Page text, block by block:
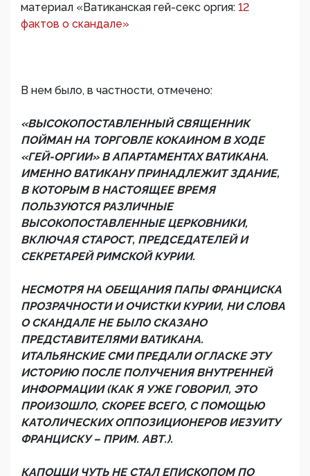
материал «Ватиканская гей-секс оргия: 12
фактов о скандале»
В нем было, в частности, отмечено:
«ВЫСОКОПОСТАВЛЕННЫЙ СВЯЩЕННИК
ПОЙМАН НА ТОРГОВЛЕ КОКАИНОМ В ХОДЕ
«ГЕЙ-ОРГИИ» В АПАРТАМЕНТАХ ВАТИКАНА.
ИМЕННО ВАТИКАНУ ПРИНАДЛЕЖИТ ЗДАНИЕ,
В КОТОРЫМ В НАСТОЯЩЕЕ ВРЕМЯ
ПОЛЬЗУЮТСЯ РАЗЛИЧНЫЕ
ВЫСОКОПОСТАВЛЕННЫЕ ЦЕРКОВНИКИ,
ВКЛЮЧАЯ СТАРОСТ, ПРЕДСЕДАТЕЛЕЙ И
СЕКРЕТАРЕЙ РИМСКОЙ КУРИИ.
НЕСМОТРЯ НА ОБЕЩАНИЯ ПАПЫ ФРАНЦИСКА
ПРОЗРАЧНОСТИ И ОЧИСТКИ КУРИИ, НИ СЛОВА
О СКАНДАЛЕ НЕ БЫЛО СКАЗАНО
ПРЕДСТАВИТЕЛЯМИ ВАТИКАНА.
ИТАЛЬЯНСКИЕ СМИ ПРЕДАЛИ ОГЛАСКЕ ЭТУ
ИСТОРИЮ ПОСЛЕ ПОЛУЧЕНИЯ ВНУТРЕННЕЙ
ИНФОРМАЦИИ (КАК Я УЖЕ ГОВОРИЛ, ЭТО
ПРОИЗОШЛО, СКОРЕЕ ВСЕГО, С ПОМОЩЬЮ
КАТОЛИЧЕСКИХ ОППОЗИЦИОНЕРОВ ИЕЗУИТУ
ФРАНЦИСКУ – ПРИМ. АВТ.).
КАПОЦЦИ ЧУТЬ НЕ СТАЛ ЕПИСКОПОМ ПО